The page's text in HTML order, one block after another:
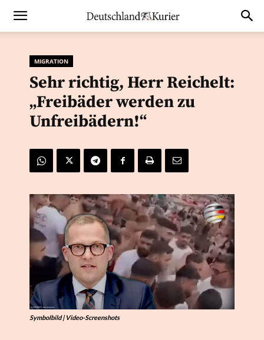
MIGRATION
Sehr richtig, Herr Reichelt:
„Freibäder werden zu
Unfreibädern!“
Symbolbild | Video-Screenshots